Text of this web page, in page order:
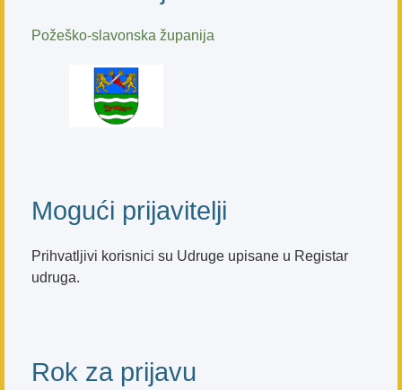
Požeško-slavonska županija
Mogući prijavitelji
Prihvatljivi korisnici su Udruge upisane u Registar
udruga.
Rok za prijavu